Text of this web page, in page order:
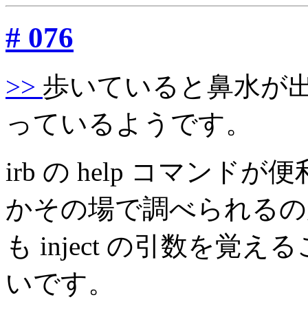
# 076
>> 歩いていると鼻水が
っているようです。
irb の help コマンドが便
かその場で調べられる
も inject の引数を覚え
いです。